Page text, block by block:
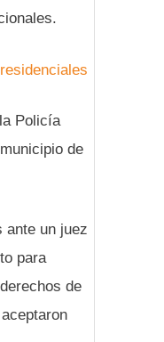
Policía
de
ante un juez
para
de